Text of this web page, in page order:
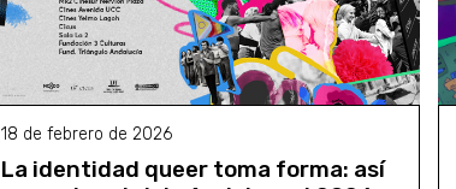
18 de febrero de 2026
La identidad queer toma forma: así